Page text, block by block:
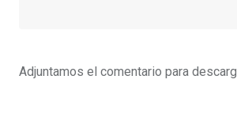
Adjuntamos el comentario para